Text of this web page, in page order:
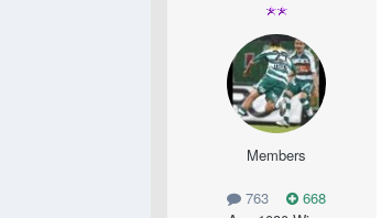
Members
763
668